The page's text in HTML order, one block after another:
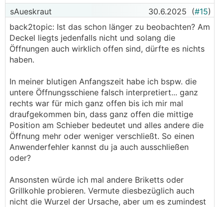
sAueskraut 30.6.2025 (#15)
back2topic: Ist das schon länger zu beobachten? Am
Deckel liegts jedenfalls nicht und solang die
Öffnungen auch wirklich offen sind, dürfte es nichts
haben.
In meiner blutigen Anfangszeit habe ich bspw. die
untere Öffnungsschiene falsch interpretiert... ganz
rechts war für mich ganz offen bis ich mir mal
draufgekommen bin, dass ganz offen die mittige
Position am Schieber bedeutet und alles andere die
Öffnung mehr oder weniger verschließt. So einen
Anwenderfehler kannst du ja auch ausschließen
oder?
Ansonsten würde ich mal andere Briketts oder
Grillkohle probieren. Vermute diesbezüglich auch
nicht die Wurzel der Ursache, aber um es zumindest